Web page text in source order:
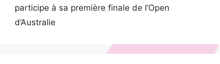
participe à sa première finale de l’Open
d’Australie